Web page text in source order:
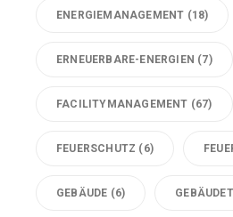
ENERGIEMANAGEMENT (18)
ERNEUERBARE-ENERGIEN (7)
FACILITYMANAGEMENT (67)
FEUERSCHUTZ (6)
GEBÄUDE (6)